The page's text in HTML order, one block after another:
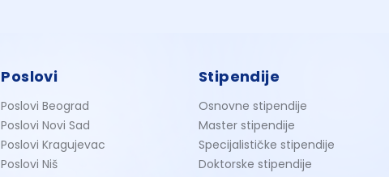
Poslovi
Poslovi Beograd
Poslovi Novi Sad
Poslovi Kragujevac
Poslovi Niš
Stipendije
Osnovne stipendije
Master stipendije
Specijalističke stipendije
Doktorske stipendije